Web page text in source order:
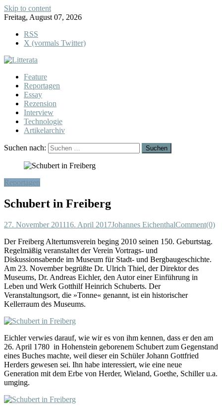
Skip to content
Freitag, August 07, 2026
RSS
X (vormals Twitter)
Feature
Reportagen
Essay
Rezension
Interview
Technologie
Artikelarchiv
Suchen nach:
Reportagen
Schubert in Freiberg
27. November 201116. April 2017Johannes EichenthalComment(0)
Der Freiberg Altertumsverein beging 2010 seinen 150. Geburtstag.
Regelmäßig veranstaltet der Verein Vortrags- und
Diskussionsabende im Museum für Stadt- und Bergbaugeschichte.
Am 23. November begrüßte Dr. Ulrich Thiel, der Direktor des
Museums, Dr. Andreas Eichler, den Autor einer Einführung in
Leben und Werk Gotthilf Heinrich Schuberts. Der
Veranstaltungsort, die »Tonne« genannt, ist ein historischer
Kellerraum des Museums.
Eichler verwies darauf, wie wir es von ihm kennen, dass er den am
26. April 1780 in Hohenstein geborenem Schubert zum Gegenstand
eines Buches machte, weil dieser ein Schüler Johann Gottfried
Herders gewesen sei. Ihn habe interessiert, wie eine neue
Generation mit dem Erbe von Herder, Wieland, Goethe, Schiller u.a.
umging.